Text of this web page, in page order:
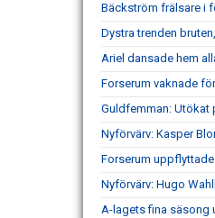
Bäckström frälsare i
Dystra trenden
Ariel dansade hem
Forserum vaknade
Guldfemman:
Nyförvärv: Kasper
Forserum
Nyförvärv: Hugo
A-lagets fina säsong